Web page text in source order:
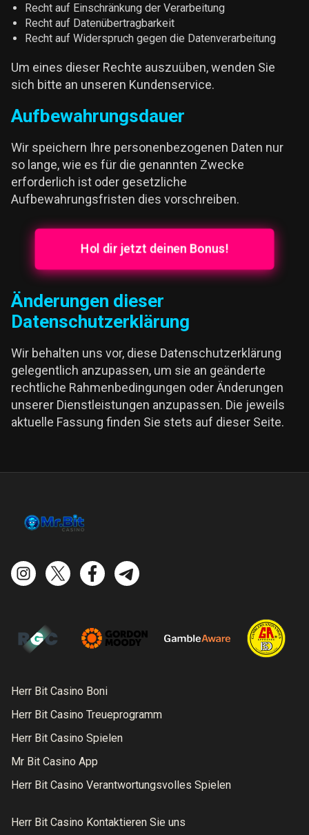
Recht auf Einschränkung der Verarbeitung
Recht auf Datenübertragbarkeit
Recht auf Widerspruch gegen die Datenverarbeitung
Um eines dieser Rechte auszuüben, wenden Sie
sich bitte an unseren Kundenservice.
Aufbewahrungsdauer
Wir speichern Ihre personenbezogenen Daten nur
so lange, wie es für die genannten Zwecke
erforderlich ist oder gesetzliche
Aufbewahrungsfristen dies vorschreiben.
Hol dir jetzt deinen Bonus!
Änderungen dieser
Datenschutzerklärung
Wir behalten uns vor, diese Datenschutzerklärung
gelegentlich anzupassen, um sie an geänderte
rechtliche Rahmenbedingungen oder Änderungen
unserer Dienstleistungen anzupassen. Die jeweils
aktuelle Fassung finden Sie stets auf dieser Seite.
Herr Bit Casino Boni
Herr Bit Casino Treueprogramm
Herr Bit Casino Spielen
Mr Bit Casino App
Herr Bit Casino Verantwortungsvolles Spielen
Herr Bit Casino Kontaktieren Sie uns